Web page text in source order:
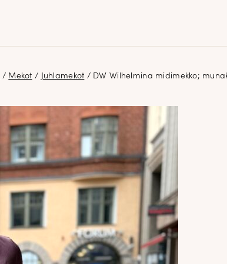
/ Mekot / Juhlamekot / DW Wilhelmina midimekko;